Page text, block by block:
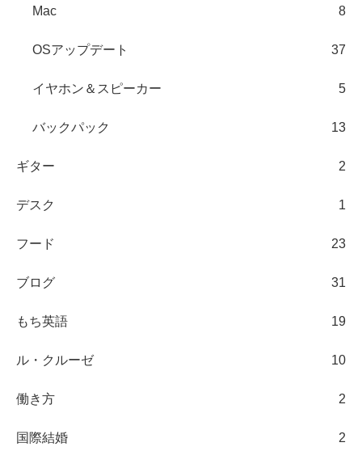
Mac 8
OSアップデート 37
イヤホン＆スピーカー 5
バックパック 13
ギター 2
デスク 1
フード 23
ブログ 31
もち英語 19
ル・クルーゼ 10
働き方 2
国際結婚 2